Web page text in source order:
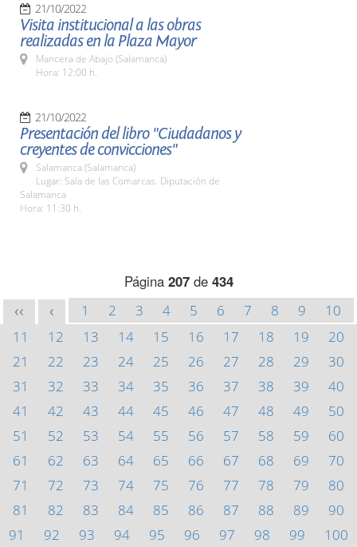
21/10/2022
Visita institucional a las obras
realizadas en la Plaza Mayor
Mancera de Abajo (Salamanca)
Hora: 12:00 h.
21/10/2022
Presentación del libro "Ciudadanos y
creyentes de convicciones"
Salamanca (Salamanca)
Lugar: Sala de las Comarcas. Diputación de
Salamanca
Hora: 11:30 h.
Página 207de 434
<< < 1 2 3 4 5 6 7 8 9
10
11
12 13 14 15 16 17 18 19
20
21
22 23 24 25 26 27 28 29
30
31
32 33 34 35 36 37 38 39
40
41
42 43 44 45 46 47 48 49
50
51
52 53 54 55 56 57 58 59
60
61
62 63 64 65 66 67 68 69
70
71
72 73 74 75 76 77 78 79
80
81
82 83 84 85 86 87 88 89
90
91
92 93 94 95 96 97 98 99
100